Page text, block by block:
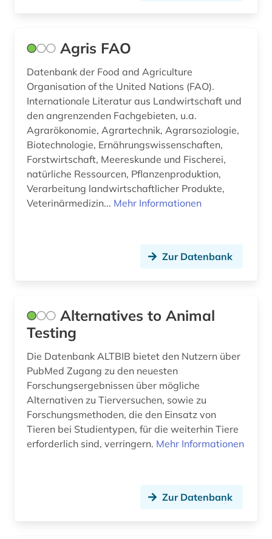
pestizid (1)
pflanzen (1)
pflegewissenschaft (1)
pharmakologie (3)
pharmazie (10)
population (1)
recht (1)
säugetiere (1)
tierarzneimittel (1)
tiere (1)
tiergesundheit (2)
tierhaltung (1)
Agris FAO
Datenbank der Food and Agriculture
Organisation of the United Nations (FAO).
Internationale Literatur aus Landwirtschaft und
den angrenzenden Fachgebieten, u.a.
Agrarökonomie, Agrartechnik, Agrarsoziologie,
Biotechnologie, Ernährungswissenschaften,
Forstwirtschaft, Meereskunde und Fischerei,
natürliche Ressourcen, Pflanzenproduktion,
Verarbeitung landwirtschaftlicher Produkte,
Veterinärmedizin... Mehr Informationen
Zur Datenbank
Alternatives to Animal
Testing
Die Datenbank ALTBIB bietet den Nutzern über
PubMed Zugang zu den neuesten
Forschungsergebnissen über mögliche
Alternativen zu Tierversuchen, sowie zu
Forschungsmethoden, die den Einsatz von
Tieren bei Studientypen, für die weiterhin Tiere
erforderlich sind, verringern. Mehr Informationen
Zur Datenbank